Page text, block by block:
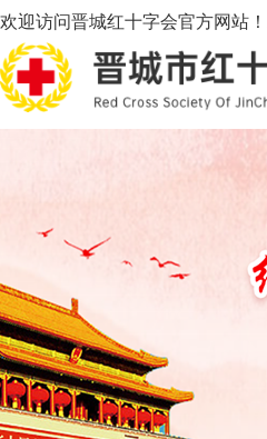
欢迎访问晋城红十字会官方网站！